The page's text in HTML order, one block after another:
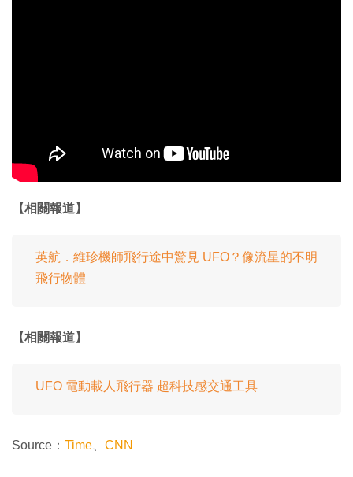
【相關報道】
英航．維珍機師飛行途中驚見 UFO？像流星的不明
飛行物體
【相關報道】
UFO 電動載人飛行器 超科技感交通工具
Source： Time CNN